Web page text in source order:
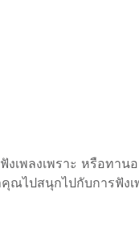
เพลงเพราะ หรือทา
ไปสนุกไปกับการฟังเ